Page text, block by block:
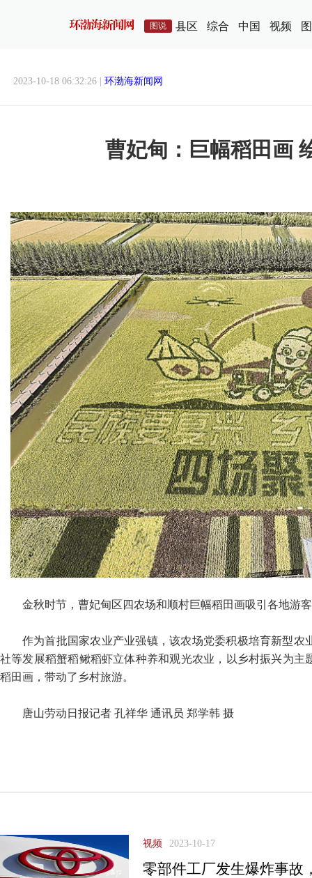
图说 县区 综合 中国 视频
2023-10-18 06:32:26 | 环渤海新闻网
曹妃甸：巨幅稻田画
金秋时节，曹妃甸区四农场和顺村巨幅稻田画吸引各地游
作为首批国家农业产业强镇，该农场党委积极培育新型农
社等发展稻蟹稻鳅稻虾立体种养和观光农业，以乡村振兴为主
稻田画，带动了乡村旅游。
唐山劳动日报记者 孔祥华 通讯员 郑学韩 摄
视频 2023-10-17
零部件工厂发生爆炸事故